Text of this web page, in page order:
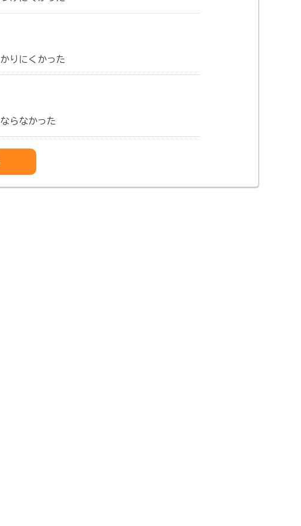
りにくかった
らなかった